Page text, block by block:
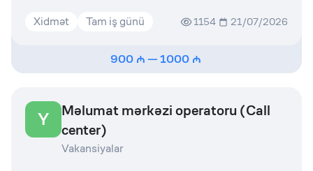
Xidmət Tam iş günü 1154 21/07/2026
900 —1000
Y
Məlumat mərkəzi operatoru (Call
center)
Vakansiyalar